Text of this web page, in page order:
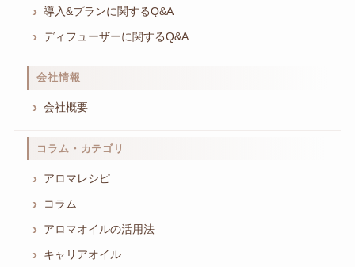
導入&プランに関するQ&A
ディフューザーに関するQ&A
会社情報
会社概要
コラム・カテゴリ
アロマレシピ
コラム
アロマオイルの活用法
キャリアオイル